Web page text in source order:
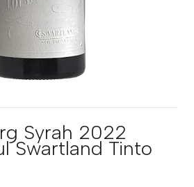
Syrah 2022
Swartland Tinto